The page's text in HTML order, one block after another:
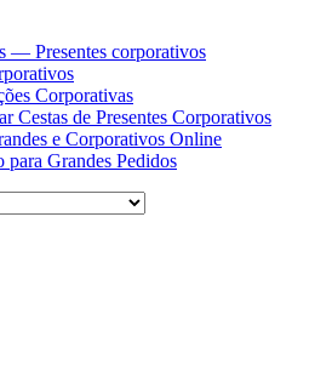
— Presentes corporativos
Corporativas
Cestas de Presentes Corporativos
e Corporativos Online
para Grandes Pedidos